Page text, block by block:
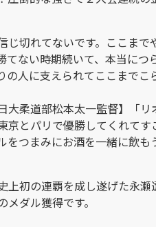
じ切れてないです。ここま
てない時期続いて、本当につ
の人に支えられてここまでこ
大柔道部松本太一監督】「
京とパリで優勝してくれてす
をつまみにお酒を一緒に飲も
上初の連覇を成し遂げた永
ダル獲得です。